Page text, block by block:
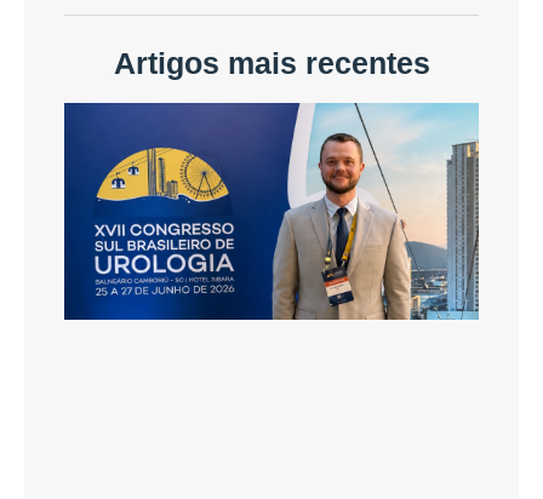
Artigos mais recentes